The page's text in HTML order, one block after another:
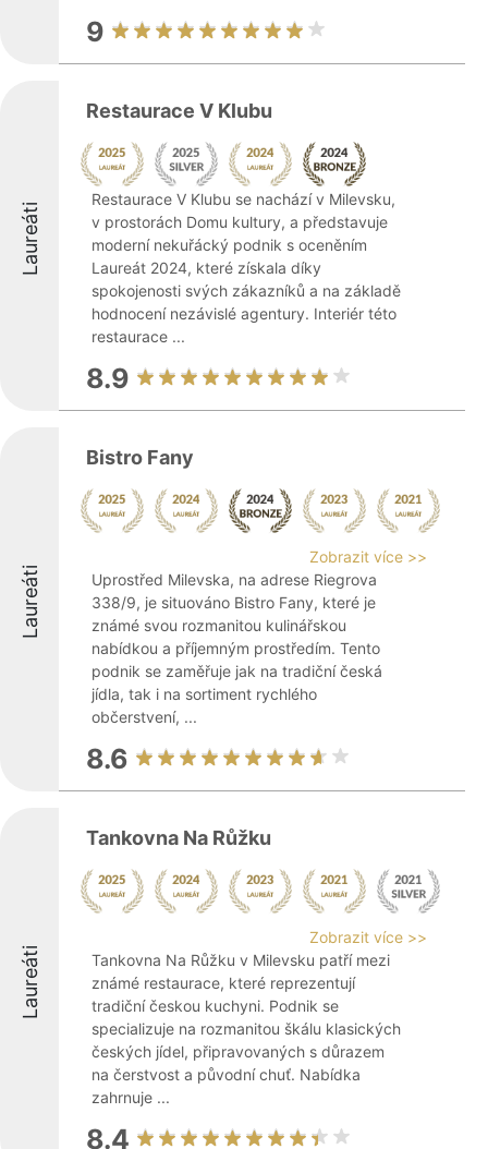
9
Laureáti
Restaurace V Klubu
Restaurace V Klubu se nachází v Milevsku,
v prostorách Domu kultury, a představuje
moderní nekuřácký podnik s oceněním
Laureát 2024, které získala díky
spokojenosti svých zákazníků a na základě
hodnocení nezávislé agentury. Interiér této
restaurace ...
8.9
Laureáti
Bistro Fany
Zobrazit více >>
Uprostřed Milevska, na adrese Riegrova
338/9, je situováno Bistro Fany, které je
známé svou rozmanitou kulinářskou
nabídkou a příjemným prostředím. Tento
podnik se zaměřuje jak na tradiční česká
jídla, tak i na sortiment rychlého
občerstvení, ...
8.6
Laureáti
Tankovna Na Růžku
Zobrazit více >>
Tankovna Na Růžku v Milevsku patří mezi
známé restaurace, které reprezentují
tradiční českou kuchyni. Podnik se
specializuje na rozmanitou škálu klasických
českých jídel, připravovaných s důrazem
na čerstvost a původní chuť. Nabídka
zahrnuje ...
8.4